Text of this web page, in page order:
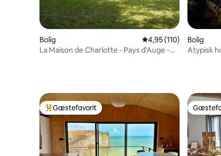
Bolig 4,95 ud af 5 i
4,95 (110)
La Maison de Charlotte - Pays d'Auge -
Bolig
Atypisk
Bedste gæstefavorit
Gæstefavorit